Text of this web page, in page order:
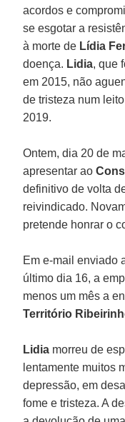
acordos e
se esgotar a
à morte de Lídia
doença. Lidia, que
em 2015, não
de tristeza num
2019.
Ontem, dia 20 de
apresentar ao
definitivo de volta
reivindicado.
pretende honrar o
Em e-mail enviado
último dia 16, a
menos um mês a
Território
Lidia morreu de
lentamente muitos
depressão, em
fome e tristeza. A